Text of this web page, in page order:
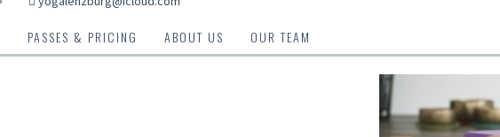
PASSES & PRICING ABOUT US OUR TEAM